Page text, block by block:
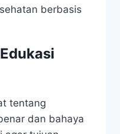
berbasis
tentang
dan bahaya